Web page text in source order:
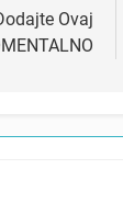
Ovaj